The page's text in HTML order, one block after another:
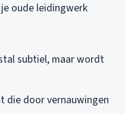
oude leidingwerk
subtiel, maar wordt
die door vernauwingen